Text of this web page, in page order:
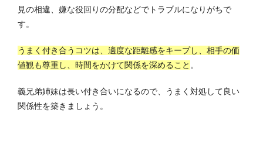
見の相違、嫌な役回りの分配などでトラブルになりがちで
す。
うまく付き合うコツは、適度な距離感をキープし、相手の価
値観も尊重し、時間をかけて関係を深めること 。
義兄弟姉妹は長い付き合いになるので、うまく対処して良い
関係性を築きましょう。